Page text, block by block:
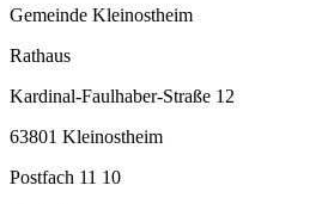
Gemeinde Kleinostheim
Rathaus
Kardinal-Faulhaber-Straße 12
63801 Kleinostheim
Postfach 11 10